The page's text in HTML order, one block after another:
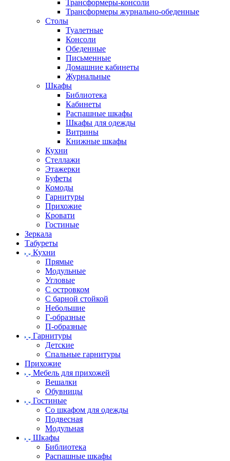
Трансформеры-консоли
Трансформеры журнально-обеденные
Столы
Туалетные
Консоли
Обеденные
Письменные
Домашние кабинеты
Журнальные
Шкафы
Библиотека
Кабинеты
Распашные шкафы
Шкафы для одежды
Витрины
Книжные шкафы
Кухни
Стеллажи
Этажерки
Буфеты
Комоды
Гарнитуры
Прихожие
Кровати
Гостиные
Зеркала
Табуреты
Кухни
Прямые
Модульные
Угловые
С островком
С барной стойкой
Небольшие
Г-образные
П-образные
Гарнитуры
Детские
Спальные гарнитуры
Прихожие
Мебель для прихожей
Вешалки
Обувницы
Гостиные
Со шкафом для одежды
Подвесная
Модульная
Шкафы
Библиотека
Распашные шкафы